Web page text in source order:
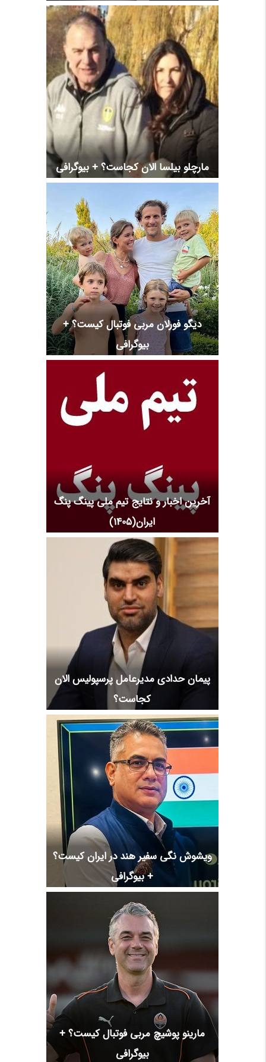
مارچلو بیلسا الان کجاست؟ + بیوگرافی
دیگو فورلان مربی فوتبال کیست؟ +
بیوگرافی
آخرین اخبار و نتایج تیم ملی پینگ پنگ
ایران(1405)
پیمان حدادی مدیرعامل پرسپولیس الان
کجاست؟
ویشوش نگی سفیر هند در ایران کیست؟
+ بیوگرافی
مارینو پوشیچ مربی فوتبال کیست؟ +
بیوگرافی